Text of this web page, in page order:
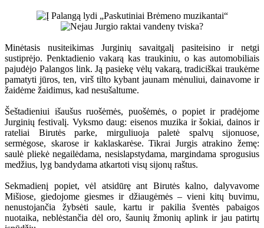
Minėtasis nusiteikimas Jurginių savaitgalį pasiteisino ir netgi
sustiprėjo. Penktadienio vakarą kas traukiniu, o kas automobiliais
pajudėjo Palangos link. Ją pasiekę vėlų vakarą, tradiciškai traukėme
pamatyti jūros, ten, virš tilto kybant jaunam mėnuliui, dainavome ir
žaidėme žaidimus, kad nesušaltume.
Šeštadieniui išaušus ruošėmės, puošėmės, o popiet ir pradėjome
Jurginių festivalį. Vyksmo daug: eisenos muzika ir šokiai, dainos ir
rateliai Birutės parke, mirguliuoja paletė spalvų sijonuose,
sermėgose, skarose ir kaklaskarėse. Tikrai Jurgis atrakino žemę:
saulė pliekė negailėdama, nesislapstydama, margindama sprogusius
medžius, lyg bandydama atkartoti visų sijonų raštus.
Sekmadienį popiet, vėl atsidūrę ant Birutės kalno, dalyvavome
Mišiose, giedojome giesmes ir džiaugėmės – vieni kitų buvimu,
nenustojančia žybsėti saule, kartu ir pakilia šventės pabaigos
nuotaika, neblėstančia dėl oro, šaunių žmonių aplink ir jau patirtų